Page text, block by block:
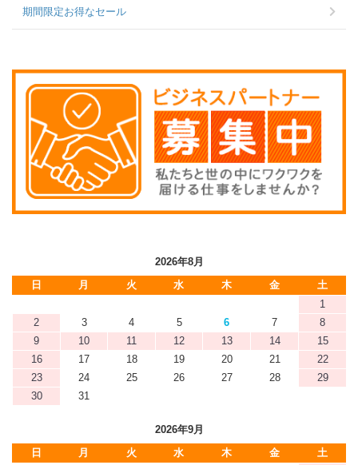
期間限定お得なセール
2026年8月
日
月 火 水 木 金
土
1
2
3 4 5 6 7
8
9
10 11 12 13 14
15
16
17 18 19 20 21
22
23
24 25 26 27 28
29
30
31
2026年9月
日
月 火 水 木 金
土